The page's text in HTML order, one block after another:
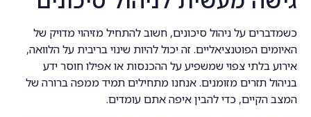
כשמדברים על ניהול סיכונים, חשוב להתחיל מזיהוי מדויק של
האיומים הפוטנציאליים. זה יכול להיות שינוי בריבית על הלוואה,
אירוע בלתי צפוי שמשפיע על ההכנסות או אפילו חוסר ידע
בניהול תזרים מזומנים. אנחנו מתחילים תמיד ממפה ברורה של
המצב הקיים, כדי להבין איפה אתם עומדים.